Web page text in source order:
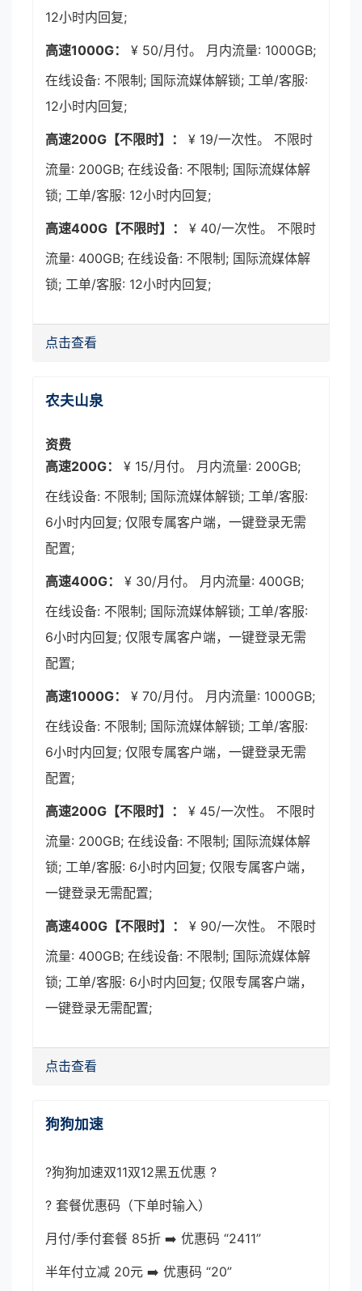
12小时内回复;
高速1000G：
¥ 50/月付。 月内流量: 1000GB;
在线设备: 不限制; 国际流媒体解锁; 工单/客服:
12小时内回复;
高速200G【不限时】：
¥ 19/一次性。 不限时
流量: 200GB; 在线设备: 不限制; 国际流媒体解
锁; 工单/客服: 12小时内回复;
高速400G【不限时】：
¥ 40/一次性。 不限时
流量: 400GB; 在线设备: 不限制; 国际流媒体解
锁; 工单/客服: 12小时内回复;
点击查看
农夫山泉
资费
高速200G：
¥ 15/月付。 月内流量: 200GB;
在线设备: 不限制; 国际流媒体解锁; 工单/客服:
6小时内回复; 仅限专属客户端，一键登录无需
配置;
高速400G：
¥ 30/月付。 月内流量: 400GB;
在线设备: 不限制; 国际流媒体解锁; 工单/客服:
6小时内回复; 仅限专属客户端，一键登录无需
配置;
高速1000G：
¥ 70/月付。 月内流量: 1000GB;
在线设备: 不限制; 国际流媒体解锁; 工单/客服:
6小时内回复; 仅限专属客户端，一键登录无需
配置;
高速200G【不限时】：
¥ 45/一次性。 不限时
流量: 200GB; 在线设备: 不限制; 国际流媒体解
锁; 工单/客服: 6小时内回复; 仅限专属客户端，
一键登录无需配置;
高速400G【不限时】：
¥ 90/一次性。 不限时
流量: 400GB; 在线设备: 不限制; 国际流媒体解
锁; 工单/客服: 6小时内回复; 仅限专属客户端，
一键登录无需配置;
点击查看
狗狗加速
?狗狗加速双11双12黑五优惠 ?
? 套餐优惠码（下单时输入）
月付/季付套餐 85折 ➡️ 优惠码 “2411”
半年付立减 20元 ➡️ 优惠码 “20”